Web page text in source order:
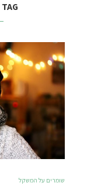
TAG
שומרים על המשקל